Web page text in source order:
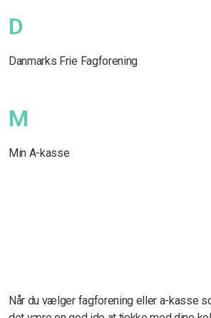
D
Danmarks Frie Fagforening
M
Min A-kasse
Når du vælger fagforening eller a-kasse